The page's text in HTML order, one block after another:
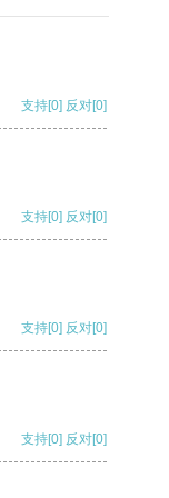
支持[0] 反对[0]
支持[0] 反对[0]
支持[0] 反对[0]
支持[0] 反对[0]